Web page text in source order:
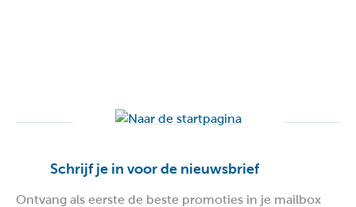
Schrijf je in voor de nieuwsbrief
Ontvang als eerste de beste promoties in je mailbox